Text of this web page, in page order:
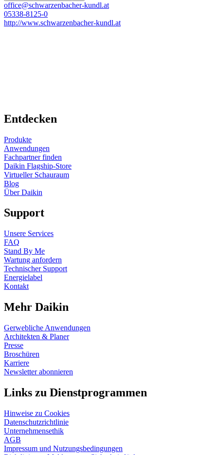
office@schwarzenbacher-kundl.at
05338-8125-0
http://www.schwarzenbacher-kundl.at
Entdecken
Produkte
Anwendungen
Fachpartner finden
Daikin Flagship-Store
Virtueller Schauraum
Blog
Über Daikin
Support
Unsere Services
FAQ
Stand By Me
Wartung anfordern
Technischer Support
Energielabel
Kontakt
Mehr Daikin
Gerwebliche Anwendungen
Architekten & Planer
Presse
Broschüren
Karriere
Newsletter abonnieren
Links zu Dienstprogrammen
Hinweise zu Cookies
Datenschutzrichtlinie
Unternehmensethik
AGB
Impressum und Nutzungsbedingungen